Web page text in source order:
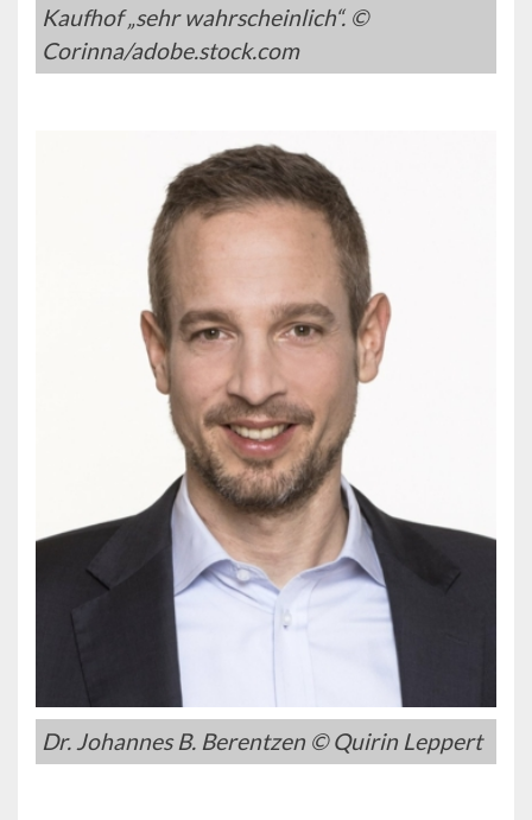
Kaufhof „sehr wahrscheinlich“. ©
Corinna/adobe.stock.com
Dr. Johannes B. Berentzen © Quirin Leppert